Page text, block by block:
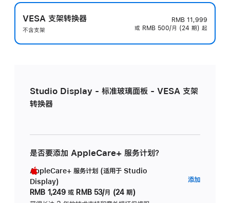
VESA 支架转换器
不含支架
RMB 11,999
或 RMB 500/月 (24 期) 起
Studio Display - 标准玻璃面板 - VESA 支架
转换器
是否要添加 AppleCare+ 服务计划？
AppleCare+ 服务计划 (适用于 Studio
Display)
RMB 1,249 或 RMB 53/月 (24 期)
添加